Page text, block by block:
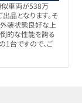
車両が538万
品となります。そ
装状態良好な上
的な性能を誇る
1台ですので、ご